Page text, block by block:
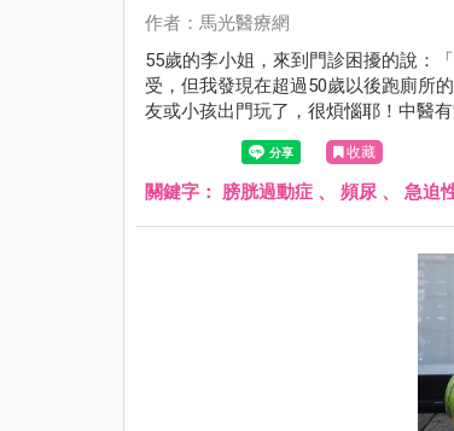
作者：馬光醫療網
55歲的李小姐，來到門診困擾的說：
受，但我發現在超過50歲以後跑廁所
友或小孩出門玩了，很煩惱耶！中醫
藥和針灸後，李小姐跑廁所的頻率改
收藏
關鍵字： 膀胱過動症 、 頻尿 、 急迫